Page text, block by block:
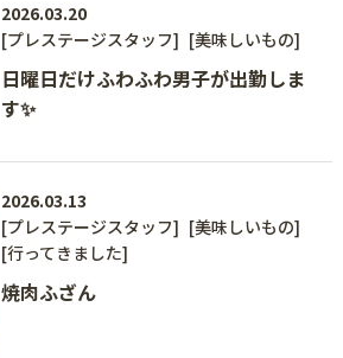
2026.03.20
[プレステージスタッフ] [美味しいもの]
日曜日だけふわふわ男子が出勤しま
す✨
2026.03.13
[プレステージスタッフ] [美味しいもの]
[行ってきました]
焼肉ふざん